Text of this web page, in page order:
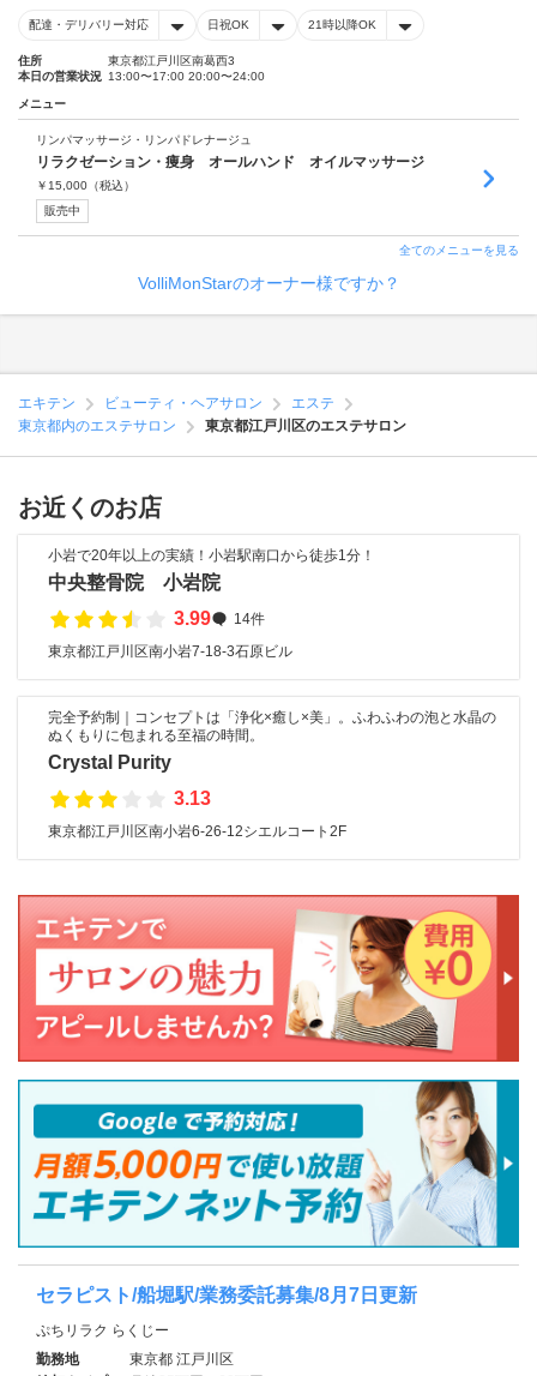
配達・デリバリー対応 日祝OK 21時以降OK
住所
東京都江戸川区南葛西3
本日の営業状況 13:00〜17:00 20:00〜24:00
メニュー
リンパマッサージ・リンパドレナージュ
リラクゼーション・痩身 オールハンド オイルマッサージ
￥ 15,000 （税込）
販売中
全てのメニューを見る
VolliMonStarのオーナー様ですか？
エキテン ビューティ・ヘアサロン
エステ
東京都内のエステサロン
東京都江戸川区のエステサロン
お近くのお店
小岩で20年以上の実績！小岩駅南口から徒歩1分！
中央整骨院 小岩院
3.99
14件
東京都江戸川区南小岩7-18-3石原ビル
完全予約制｜コンセプトは「浄化×癒し×美」。ふわふわの泡と水晶の
ぬくもりに包まれる至福の時間。
Crystal Purity
3.13
東京都江戸川区南小岩6-26-12シエルコート2F
セラピスト/船堀駅/業務委託募集/8月7日更新
ぷちリラク らくじー
勤務地
東京都 江戸川区